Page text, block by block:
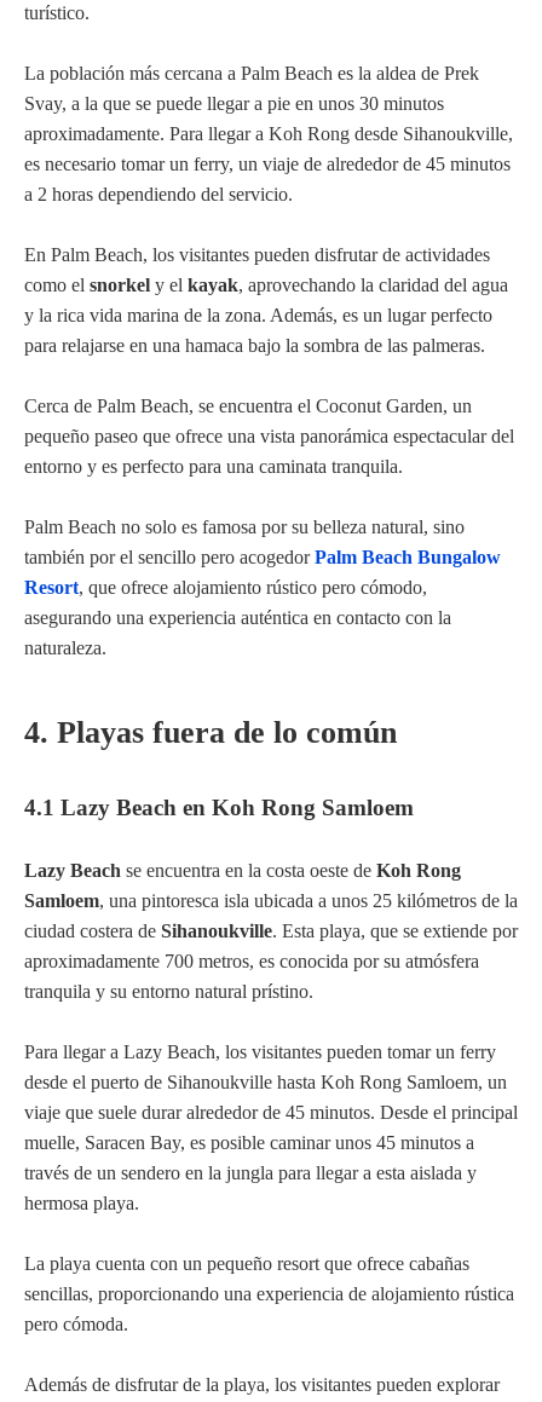
turístico.
La población más cercana a Palm Beach es la aldea de Prek
Svay, a la que se puede llegar a pie en unos 30 minutos
aproximadamente. Para llegar a Koh Rong desde Sihanoukville,
es necesario tomar un ferry, un viaje de alrededor de 45 minutos
a 2 horas dependiendo del servicio.
En Palm Beach, los visitantes pueden disfrutar de actividades
como el snorkel y el kayak, aprovechando la claridad del agua
y la rica vida marina de la zona. Además, es un lugar perfecto
para relajarse en una hamaca bajo la sombra de las palmeras.
Cerca de Palm Beach, se encuentra el Coconut Garden, un
pequeño paseo que ofrece una vista panorámica espectacular del
entorno y es perfecto para una caminata tranquila.
Palm Beach no solo es famosa por su belleza natural, sino
también por el sencillo pero acogedorPalm Beach Bungalow
Resort, que ofrece alojamiento rústico pero cómodo,
asegurando una experiencia auténtica en contacto con la
naturaleza.
4. Playas fuera de lo común
4.1 Lazy Beach en Koh Rong Samloem
Lazy Beach se encuentra en la costa oeste de Koh Rong
Samloem, una pintoresca isla ubicada a unos 25 kilómetros de la
ciudad costera de Sihanoukville. Esta playa, que se extiende por
aproximadamente 700 metros, es conocida por su atmósfera
tranquila y su entorno natural prístino.
Para llegar a Lazy Beach, los visitantes pueden tomar un ferry
desde el puerto de Sihanoukville hasta Koh Rong Samloem, un
viaje que suele durar alrededor de 45 minutos. Desde el principal
muelle, Saracen Bay, es posible caminar unos 45 minutos a
través de un sendero en la jungla para llegar a esta aislada y
hermosa playa.
La playa cuenta con un pequeño resort que ofrece cabañas
sencillas, proporcionando una experiencia de alojamiento rústica
pero cómoda.
Además de disfrutar de la playa, los visitantes pueden explorar